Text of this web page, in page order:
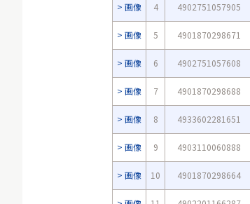
画像 4 4902751057905
画像 5 4901870298671
画像 6 4902751057608
画像 7 4901870298688
画像 8 4933602281651
画像 9 4903110060888
画像 10 4901870298664